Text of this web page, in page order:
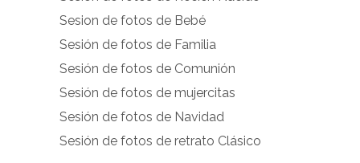
Sesion de fotos de Bebé
Sesión de fotos de Familia
Sesión de fotos de Comunión
Sesión de fotos de mujercitas
Sesión de fotos de Navidad
Sesión de fotos de retrato Clásico